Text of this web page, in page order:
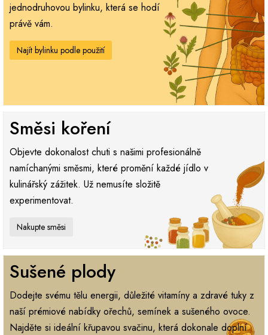
jednodruhovou bylinku, která se hodí
právě vám.
Najít bylinku podle použití
Směsi koření
Objevte dokonalost chuti s našimi profesionálně
namíchanými směsmi, které promění každé jídlo v
kulinářský zážitek. Už nemusíte složitě
experimentovat.
Nakupte směsi
Sušené plody
Dodejte svému tělu energii, důležité vitamíny a zdravé tuky z
naší prémiové nabídky ořechů, semínek a sušeného ovoce.
Najděte si ideální křupavou svačinu, která dokonale doplní